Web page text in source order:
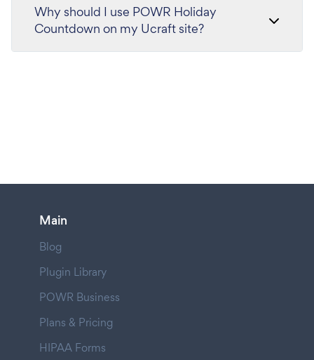
Why should I use POWR Holiday
Countdown on my Ucraft site?
Main
Blog
Plugin Library
POWR Business
Plans & Pricing
HIPAA Forms